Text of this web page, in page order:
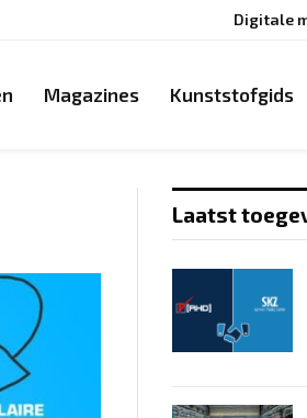
Digitale
Magazines Kunststofgids
Laatst